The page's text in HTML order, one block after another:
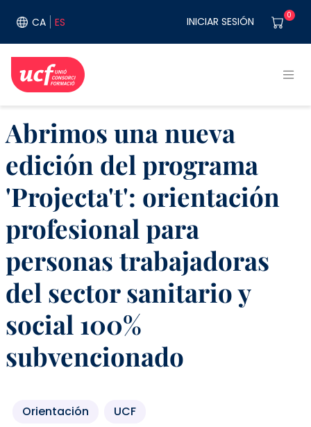
CA ES User
INICIAR SESIÓN 0
Abrimos una nueva
edición del programa
'Projecta't': orientación
profesional para
personas trabajadoras
del sector sanitario y
social 100%
subvencionado
Orientación UCF